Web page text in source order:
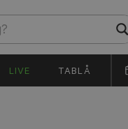
LIVE TABLÅ